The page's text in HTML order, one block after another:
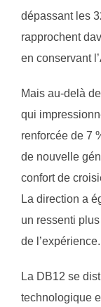
dépassant les
rapprochent
en conservant
Mais au-delà
qui
renforcée de 7
de nouvelle
confort de
La direction a
un ressenti
de l’expérience.
La DB12 se
technologique